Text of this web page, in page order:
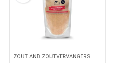
ZOUT AND ZOUTVERVANGERS